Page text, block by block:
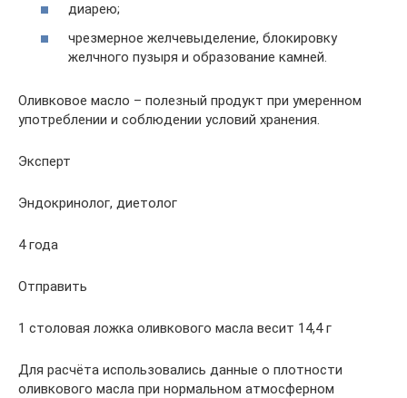
диарею;
чрезмерное желчевыделение, блокировку
желчного пузыря и образование камней.
Оливковое масло – полезный продукт при умеренном
употреблении и соблюдении условий хранения.
Эксперт
Эндокринолог, диетолог
4 года
Отправить
1 столовая ложка оливкового масла весит 14,4 г
Для расчёта использовались данные о плотности
оливкового масла при нормальном атмосферном